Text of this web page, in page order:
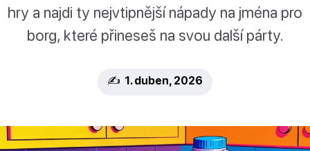
hry a najdi ty nejvtipnější nápady na jména pro
borg, které přineseš na svou další párty.
✍️ 1. duben, 2026